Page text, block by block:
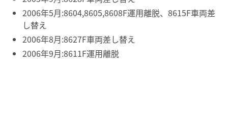
2006年5月:8604,8605,8608F運用離脱、8615F車両差
し替え
2006年8月:8627F車両差し替え
2006年9月:8611F運用離脱